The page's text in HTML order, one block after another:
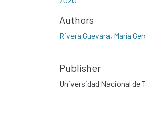
Authors
Rivera Guevara, María
Publisher
Universidad Nacional de